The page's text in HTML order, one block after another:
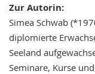
Zur Autorin:
Simea Schwab
diplomierte
Seeland
Seminare, Kurse